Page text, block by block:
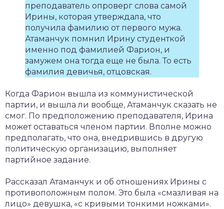
преподаватель опроверг слова самой
Ирины, которая утверждала, что
получила фамилию от первого мужа.
Атаманчук помнил Ирину студенткой
именно под фамилией Фарион, и
замужем она тогда еще не была. То есть
фамилия девичья, отцовская.
Когда Фарион вышла из коммунистической
партии, и вышла ли вообще, Атаманчук сказать не
смог. По предположению преподавателя, Ирина
может оставаться членом партии. Вполне можно
предполагать, что она, внедрившись в другую
политическую организацию, выполняет
партийное задание.
Рассказал Атаманчук и об отношениях Ирины с
противоположным полом. Это была «смазливая на
лицо» девушка, «с кривыми тонкими ножками».